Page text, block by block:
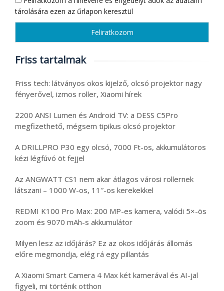
tárolására ezen az űrlapon keresztül
Friss tartalmak
Friss tech: látványos okos kijelző, olcsó projektor nagy
fényerővel, izmos roller, Xiaomi hírek
2200 ANSI Lumen és Android TV: a DESS C5Pro
megfizethető, mégsem tipikus olcsó projektor
A DRILLPRO P30 egy olcsó, 7000 Ft-os, akkumulátoros
kézi légfúvó öt fejjel
Az ANGWATT CS1 nem akar átlagos városi rollernek
látszani – 1000 W-os, 11″-os kerekekkel
REDMI K100 Pro Max: 200 MP-es kamera, valódi 5×-ös
zoom és 9070 mAh-s akkumulátor
Milyen lesz az időjárás? Ez az okos időjárás állomás
előre megmondja, elég rá egy pillantás
A Xiaomi Smart Camera 4 Max két kamerával és AI-jal
figyeli, mi történik otthon